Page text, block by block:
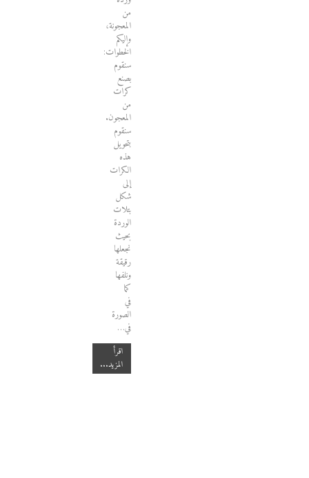
من
المعجونة،
وإليكم
الخطوات:
سنقوم
بصنع
كرات
من
المعجون.
سنقوم
بتحويل
هذه
الكرات
إلى
شكل
بتلات
الوردة
بحيث
نجعلها
رقيقة
ونلفها
كما
في
الصورة
في…
اقرأ
المزيد...